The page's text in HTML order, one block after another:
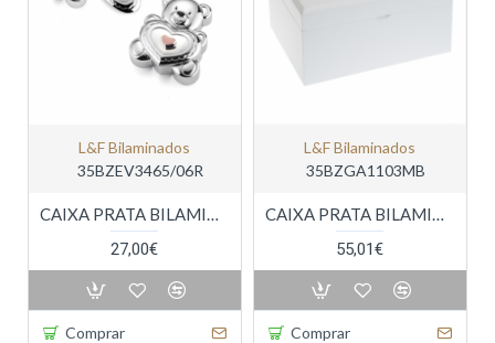
L&f Bilaminados
35BZEV3465/06R
CAIXA PRATA BILAMINADA
27,00€
Comprar
L&f Bilaminados
35BZGA1103MB
CAIXA PRATA BILAMINADA
55,01€
Comprar